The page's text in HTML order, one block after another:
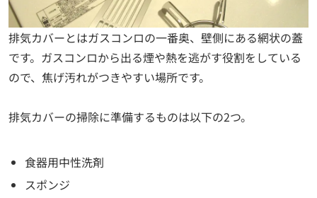
排気カバーとはガスコンロの一番奥、壁側にある網状の蓋
です。ガスコンロから出る煙や熱を逃がす役割をしている
ので、焦げ汚れがつきやすい場所です。
排気カバーの掃除に準備するものは以下の2つ。
食器用中性洗剤
スポンジ